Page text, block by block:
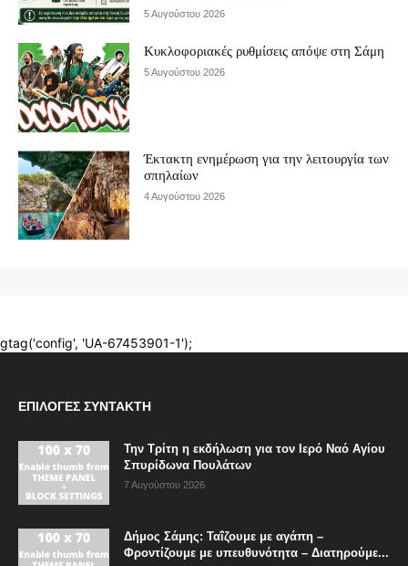
ΕΠΙΛΟΓΈΣ ΣΥΝΤΆΚΤΗ
Την Τρίτη η εκδήλωση για τον Ιερό Ναό Αγίου
Σπυρίδωνα Πουλάτων
7 Αυγούστου 2026
Δήμος Σάμης: Ταΐζουμε με αγάπη –
Φροντίζουμε με υπευθυνότητα – Διατηρούμε...